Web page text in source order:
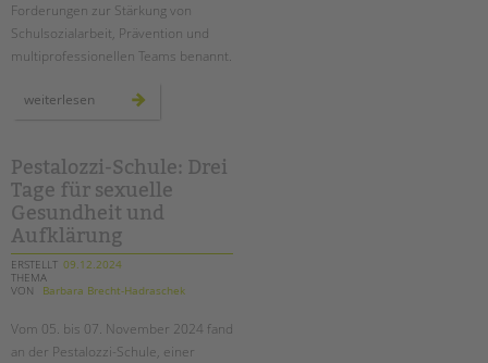
NEWS/BLOG
unkuerzbar
Magazin
KONTAKT
Impressum
Datenschutz
Hinweisgebersystem
Intranet
Forderungen zur Stärkung von
Schulsozialarbeit, Prävention und
multiprofessionellen Teams benannt.
weiterlesen offener
Pestalozzi-Schule: Drei
Tage für sexuelle
Gesundheit und
Aufklärung
ERSTELLT 09.12.2024
THEMA
VON
Barbara Brecht-Hadraschek
Vom 05. bis 07. November 2024 fand
an der Pestalozzi-Schule, einer